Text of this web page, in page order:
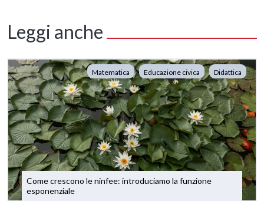
Leggi anche
Matematica Educazione civica Didattica
Come crescono le ninfee: introduciamo la funzione
esponenziale